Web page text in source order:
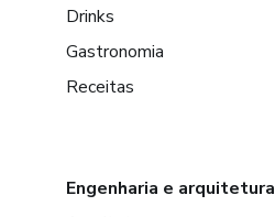
Drinks
Gastronomia
Receitas
Engenharia e arquitetura